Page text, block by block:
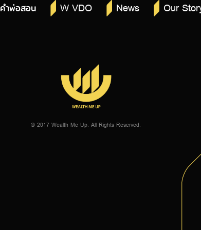
คำพ่อสอน W VDO News Our
© 2017 Wealth Me Up. All Rights Reserved.